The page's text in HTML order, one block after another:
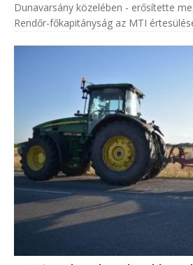
Dunavarsány közelében - erősítette
Rendőr-főkapitányság az MTI